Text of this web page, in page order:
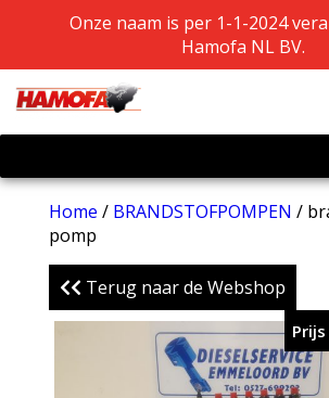
Onze naam is per 1-1-2024
Hamofa NL BV.
Onze naam is per 1-1-2024
Hamofa NL BV.
Home / BRANDSTOFPOMPEN /
pomp
Terug naar de Webshop